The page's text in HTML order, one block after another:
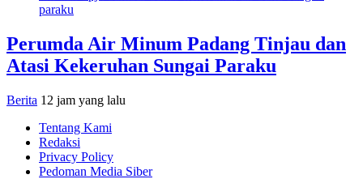
Perumda Air Minum Padang Tinjau dan
Atasi Kekeruhan Sungai Paraku
Berita 12 jam yang lalu
Tentang Kami
Redaksi
Privacy Policy
Pedoman Media Siber